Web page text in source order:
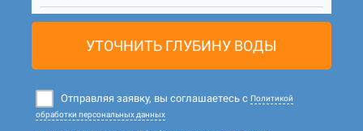
УТОЧНИТЬ ГЛУБИНУ ВОДЫ
Отправляя заявку, вы соглашаетесь с Политикой
обработки персональных данных